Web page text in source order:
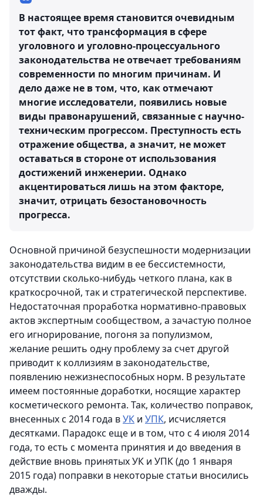
В настоящее время становится очевидным
тот факт, что трансформация в сфере
уголовного и уголовно-процессуального
законодательства не отвечает требованиям
современности по многим причинам. И
дело даже не в том, что, как отмечают
многие исследователи, появились новые
виды правонарушений, связанные с научно-
техническим прогрессом. Преступность есть
отражение общества, а значит, не может
оставаться в стороне от использования
достижений инженерии. Однако
акцентироваться лишь на этом факторе,
значит, отрицать безостановочность
прогресса.
Основной причиной безуспешности модернизации
законодательства видим в ее бессистемности,
отсутствии сколько-нибудь четкого плана, как в
краткосрочной, так и стратегической перспективе.
Недостаточная проработка нормативно-правовых
актов экспертным сообществом, а зачастую полное
его игнорирование, погоня за популизмом,
желание решить одну проблему за счет другой
приводит к коллизиям в законодательстве,
появлению нежизнеспособных норм. В результате
имеем постоянные доработки, носящие характер
косметического ремонта. Так, количество поправок,
внесенных с 2014 года вУК и УПК, исчисляется
десятками. Парадокс еще и в том, что с 4 июля 2014
года, то есть с момента принятия и до введения в
действие вновь принятых УК и УПК (до 1 января
2015 года) поправки в некоторые статьи вносились
дважды.